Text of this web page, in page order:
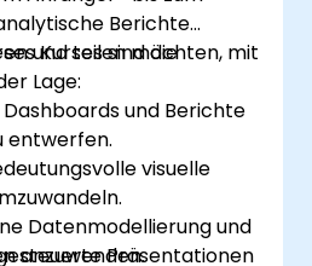
Berichte
und teilen möchten, mit
Kurses sind die
Lage:
und Berichte
entwerfen.
visuelle
Datenmodellierung und
anzuwenden.Präsentationen